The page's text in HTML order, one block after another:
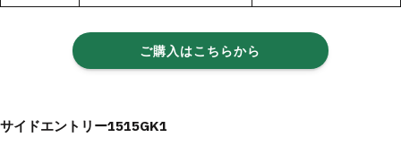
ご購入はこちらから
サイドエントリー1515GK1